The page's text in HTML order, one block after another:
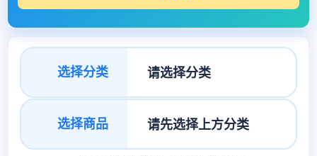
选择分类
选择商品